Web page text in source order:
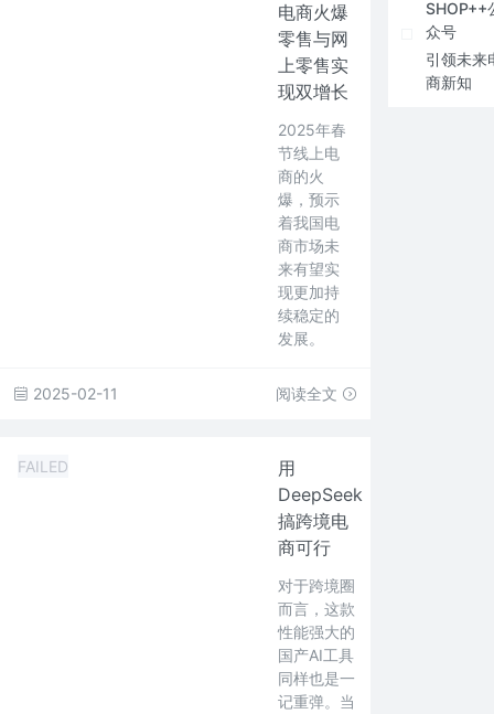
电商火爆
零售与网
上零售实
现双增长
2025年春
节线上电
商的火
爆，预示
着我国电
商市场未
来有望实
现更加持
续稳定的
发展。
2025-02-11 阅读全文
FAILED
用
DeepSeek
搞跨境电
商可行
对于跨境圈
而言，这款
性能强大的
国产AI工具
同样也是一
记重弹。当
SHOP++
众号
引领未来
商新知